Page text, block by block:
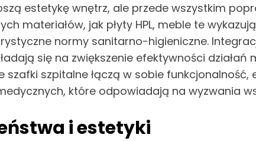
estetykę wnętrz, ale przede wszystkim
materiałów, jak płyty HPL, meble te
normy sanitarno-higieniczne.
się na zwiększenie efektywności działań
szpitalne łączą w sobie funkcjonalność,
które odpowiadają na wyzwania
i estetyki